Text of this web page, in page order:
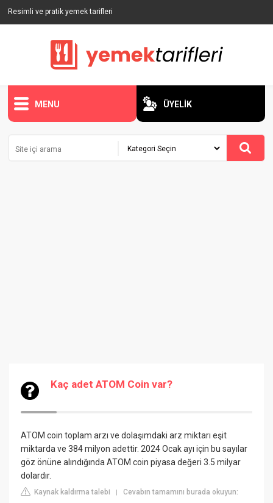
Resimli ve pratik yemek tarifleri
MENU ÜYELİK
Kaç adet ATOM Coin var?
ATOM coin toplam arzı ve dolaşımdaki arz miktarı eşit
miktarda ve 384 milyon adettir. 2024 Ocak ayı için bu sayılar
göz önüne alındığında ATOM coin piyasa değeri 3.5 milyar
dolardır.
Kaynak kaldırma talebi |Cevabın tamamını burada okuyun: